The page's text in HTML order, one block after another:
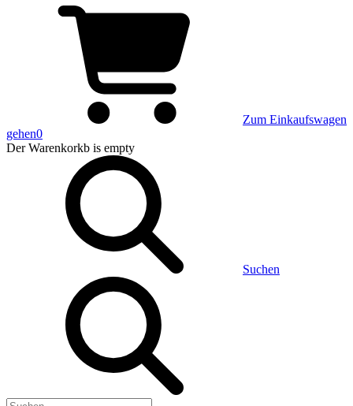
Zum Einkaufswagen
gehen0
Der Warenkorkb is empty
Suchen